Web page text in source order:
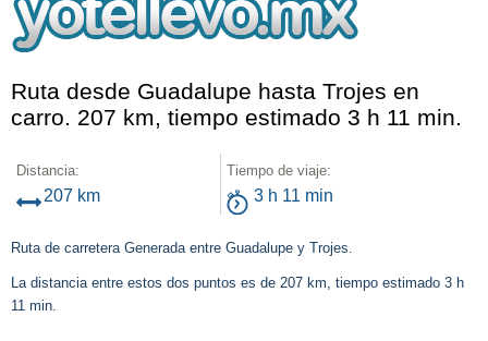
Ruta desde Guadalupe hasta Trojes en
carro. 207 km, tiempo estimado 3 h 11 min.
Distancia:
207 km
Tiempo de viaje:
3 h 11 min
Ruta de carretera Generada entre Guadalupe y Trojes.
La distancia entre estos dos puntos es de 207 km, tiempo estimado 3 h
11 min.